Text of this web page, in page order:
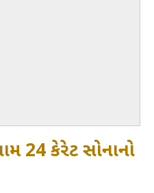
24 કેરેટ સોનાનો